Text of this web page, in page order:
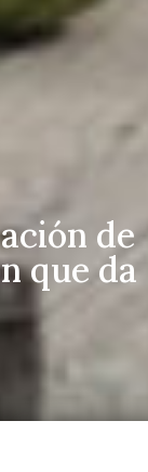
de
que da